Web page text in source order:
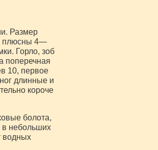
Размер
плюсны 4—
Горло, зоб
поперечная
10, первое
длинные и
короче
болота,
в небольших
водных